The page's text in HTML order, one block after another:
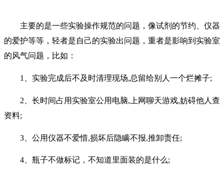
主要的是一些实验操作规范的问题，像试剂的节约、仪器
的爱护等等，轻者是自己的实验出问题，重者是影响到实验室
的风气问题，比如：
1、实验完成后不及时清理现场,总留给别人一个烂摊子;
2、长时间占用实验室公用电脑,上网聊天游戏,妨碍他人查
资料;
3、公用仪器不爱惜,损坏后隐瞒不报,推卸责任;
4、瓶子不做标记，不知道里面装的是什么;